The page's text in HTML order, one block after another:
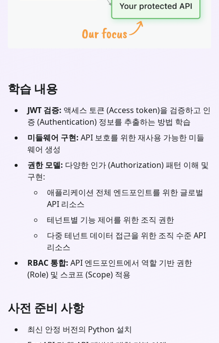
학습 내용
JWT 검증: 액세스 토큰 (Access token)을 검증하고 인
증 (Authentication) 정보를 추출하는 방법 학습
미들웨어 구현: API 보호를 위한 재사용 가능한 미들
웨어 생성
권한 모델: 다양한 인가 (Authorization) 패턴 이해 및
구현:
애플리케이션 전체 엔드포인트를 위한 글로벌
API 리소스
테넌트별 기능 제어를 위한 조직 권한
다중 테넌트 데이터 접근을 위한 조직 수준 API
리소스
RBAC 통합: API 엔드포인트에서 역할 기반 권한
(Role) 및 스코프 (Scope) 적용
사전 준비 사항
최신 안정 버전의 Python 설치